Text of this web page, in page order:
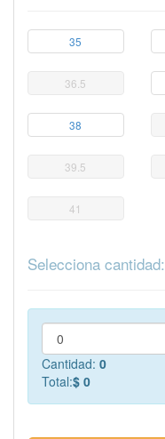
35
36.5
38
39.5
41
Selecciona cantidad:
Cantidad: 0
Total:$ 0